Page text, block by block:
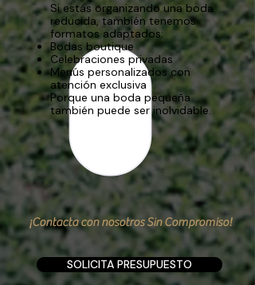
Si estás organizando una boda
reducida, también tenemos
formatos adaptados:
Bodas boutique
Celebraciones privadas
Menús personalizados con
atención exclusiva
Porque una boda pequeña
también puede ser inolvidable.
¡Contacta con nosotros Sin Compromiso!
SOLICITA PRESUPUESTO